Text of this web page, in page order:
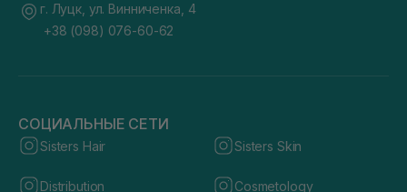
г. Луцк, ул. Винниченка, 4
+38 (098) 076-60-62
СОЦИАЛЬНЫЕ СЕТИ
Sisters Hair Sisters Skin
Distribution Cosmetology